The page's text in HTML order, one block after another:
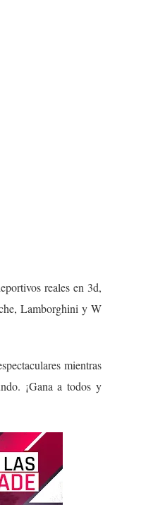
reales en 3d,
Lamborghini y W
mientras
¡Gana a todos y